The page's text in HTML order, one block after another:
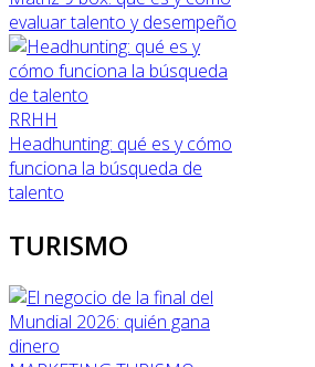
evaluar talento y desempeño
RRHH
Headhunting: qué es y cómo
funciona la búsqueda de
talento
TURISMO